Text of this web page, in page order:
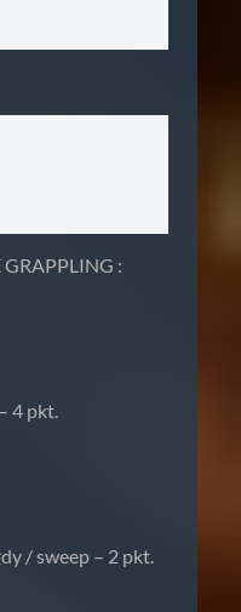
:
4 pkt.
/ sweep – 2 pkt.